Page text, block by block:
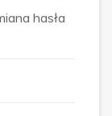
hasła